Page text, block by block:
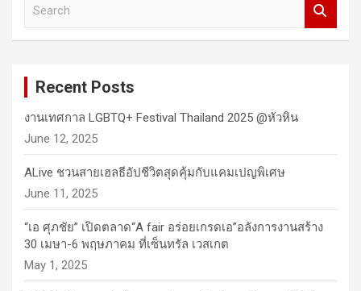
Recent Posts
งานเทศกาล LGBTQ+ Festival Thailand 2025 @หัวหิน
June 12, 2025
ALive ชวนสายเฮลธีอัปชีวิตสุดคุ้มกับแคมเปญพิเศษ
June 11, 2025
“เอ ศุภชัย” เปิดตลาด“A fair อร่อยเกรดเอ”อลังการงานสร้าง
30 เมษา-6 พฤษภาคม ที่เซ็นทรัล เวสเกต
May 1, 2025